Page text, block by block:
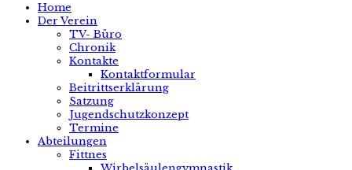
Home
Der Verein
TV- Büro
Chronik
Kontakte
Kontaktformular
Beitrittserklärung
Satzung
Jugendschutzkonzept
Termine
Abteilungen
Fittnes